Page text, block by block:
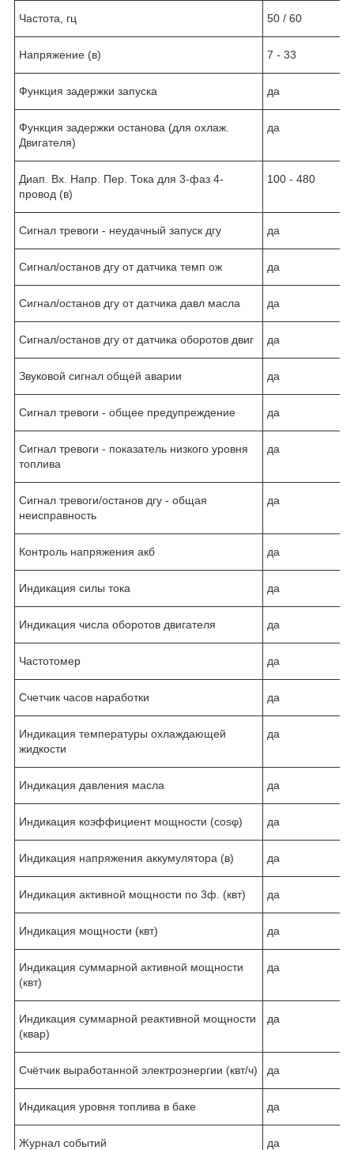
Частота, гц 50 / 60
Напряжение (в) 7 - 33
Функция задержки запуска да
Функция задержки останова (для охлаж.
Двигателя)
да
Диап. Вх. Напр. Пер. Тока для 3-фаз 4-
провод (в)
100 - 480
Сигнал тревоги - неудачный запуск дгу да
Сигнал/останов дгу от датчика темп ож да
Сигнал/останов дгу от датчика давл масла да
Сигнал/останов дгу от датчика оборотов двиг да
Звуковой сигнал общей аварии да
Сигнал тревоги - общее предупреждение да
Сигнал тревоги - показатель низкого уровня
топлива
да
Сигнал тревоги/останов дгу - общая
неисправность
да
Контроль напряжения акб да
Индикация силы тока да
Индикация числа оборотов двигателя да
Частотомер да
Счетчик часов наработки да
Индикация температуры охлаждающей
жидкости
да
Индикация давления масла да
Индикация коэффициент мощности (cosφ) да
Индикация напряжения аккумулятора (в) да
Индикация активной мощности по 3ф. (квт) да
Индикация мощности (квт) да
Индикация суммарной активной мощности
(квт)
да
Индикация суммарной реактивной мощности
(квар)
да
Счётчик выработанной электроэнергии (квт/ч) да
Индикация уровня топлива в баке да
Журнал событий да